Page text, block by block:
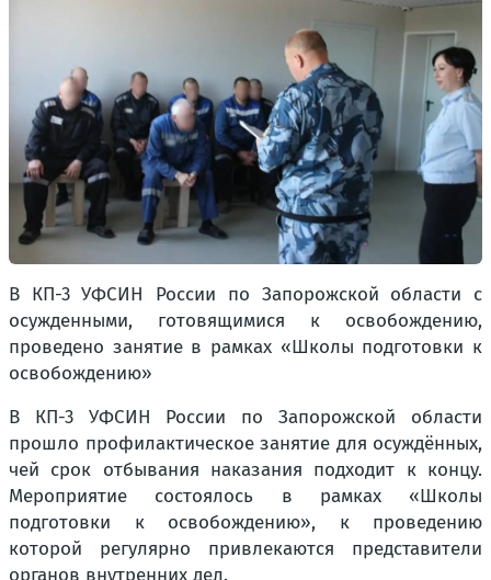
В КП-3 УФСИН России по Запорожской области с
осужденными, готовящимися к освобождению,
проведено занятие в рамках «Школы подготовки к
освобождению»
В КП-3 УФСИН России по Запорожской области
прошло профилактическое занятие для осуждённых,
чей срок отбывания наказания подходит к концу.
Мероприятие состоялось в рамках «Школы
подготовки к освобождению», к проведению
которой регулярно привлекаются представители
органов внутренних дел.